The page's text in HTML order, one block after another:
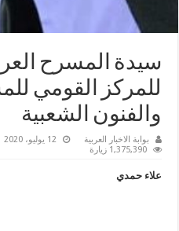
سيدة المسرح
للمركز القومي
والفنون الشعبية
بوابة الاخبار العربية 12 يوليو، 2020
1,375,390 زيارة
علاء حمدي